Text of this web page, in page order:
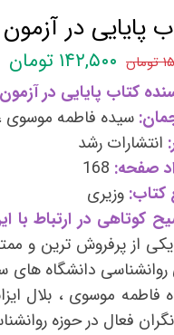
توسعه فردی
و موفقیت
برگزیده
زناشویی و ازدواج
و تربیت کودک
خانواده
بیان و سخنوری
پایایی در
۱۴۲,۵۰۰ تومان
کتاب پایایی در
سیده فاطمه موسوی ،
انتشارات رشد
صفحه: 168
کتاب: وزیری
کوتاهی در ارتباط با
یکی از پرفروش ترین و
دانشگاه های
فاطمه موسوی ، بلال
فعال در حوزه